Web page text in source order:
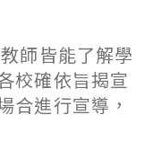
師皆能了解學
校確依旨揭宣
合進行宣導，